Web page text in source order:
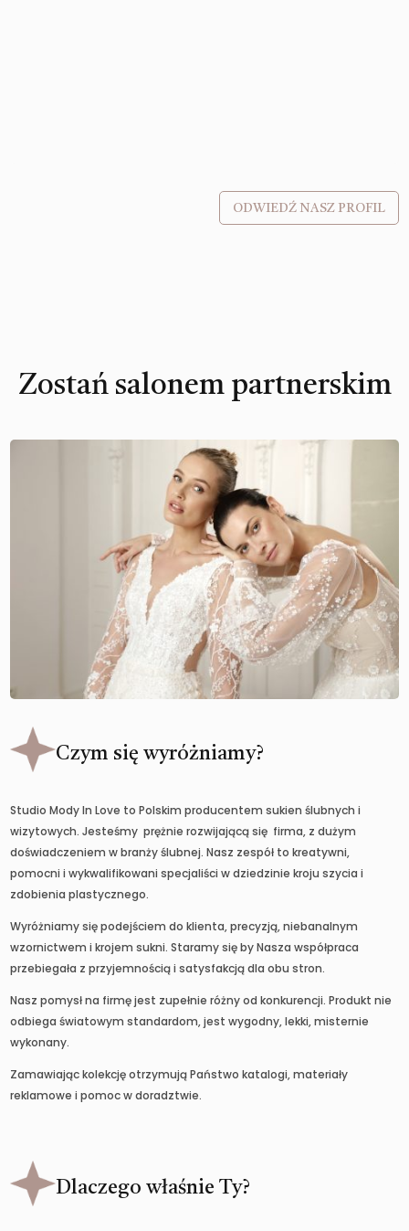
ODWIEDŹ NASZ PROFIL
Zostań salonem partnerskim
Czym się wyróżniamy?
Studio Mody In Love to Polskim producentem sukien ślubnych i
wizytowych. Jesteśmy prężnie rozwijającą się firma, z dużym
doświadczeniem w branży ślubnej. Nasz zespół to kreatywni,
pomocni i wykwalifikowani specjaliści w dziedzinie kroju szycia i
zdobienia plastycznego.
Wyróżniamy się podejściem do klienta, precyzją, niebanalnym
wzornictwem i krojem sukni. Staramy się by Nasza współpraca
przebiegała z przyjemnością i satysfakcją dla obu stron.
Nasz pomysł na firmę jest zupełnie różny od konkurencji. Produkt nie
odbiega światowym standardom, jest wygodny, lekki, misternie
wykonany.
Zamawiając kolekcję otrzymują Państwo katalogi, materiały
reklamowe i pomoc w doradztwie.
Dlaczego właśnie Ty?